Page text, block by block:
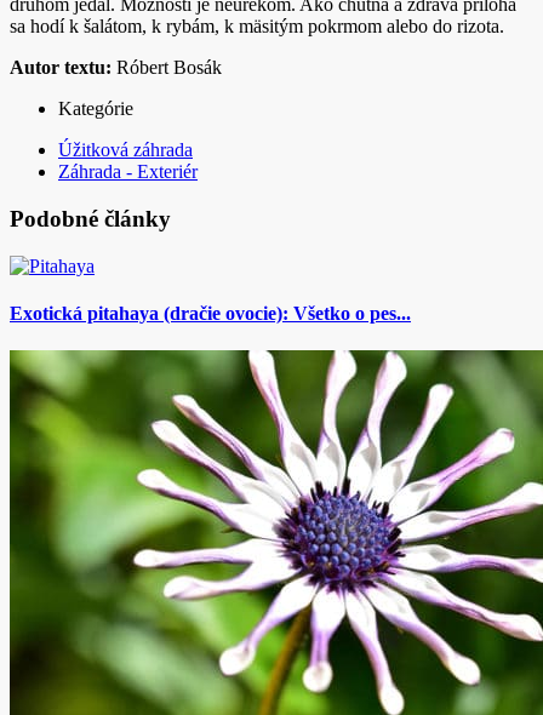
druhom jedál. Možností je neúrekom. Ako chutná a zdravá príloha
sa hodí k šalátom, k rybám, k mäsitým pokrmom alebo do rizota.
Autor textu: Róbert Bosák
Kategórie
Úžitková záhrada
Záhrada - Exteriér
Podobné články
Exotická pitahaya (dračie ovocie): Všetko o pes...